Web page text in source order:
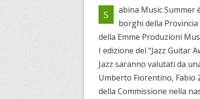
S
abina Music Summer
borghi della
della Emme Produzioni
I edizione del “Jazz Guitar
Jazz saranno valutati da
Umberto Fiorentino, Fabio
della Commissione nella